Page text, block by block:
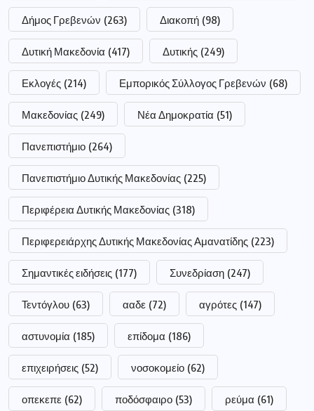
Δήμος Γρεβενών (263) Διακοπή (98)
Δυτική Μακεδονία (417) Δυτικής (249)
Εκλογές (214) Εμπορικός Σύλλογος Γρεβενών (68)
Μακεδονίας (249) Νέα Δημοκρατία (51)
Πανεπιστήμιο (264)
Πανεπιστήμιο Δυτικής Μακεδονίας (225)
Περιφέρεια Δυτικής Μακεδονίας (318)
Περιφερειάρχης Δυτικής Μακεδονίας Αμανατίδης (223)
Σημαντικές ειδήσεις (177) Συνεδρίαση (247)
Τεντόγλου (63) ααδε (72) αγρότες (147)
αστυνομία (185) επίδομα (186)
επιχειρήσεις (52) νοσοκομείο (62)
οπεκεπε (62) ποδόσφαιρο (53) ρεύμα (61)